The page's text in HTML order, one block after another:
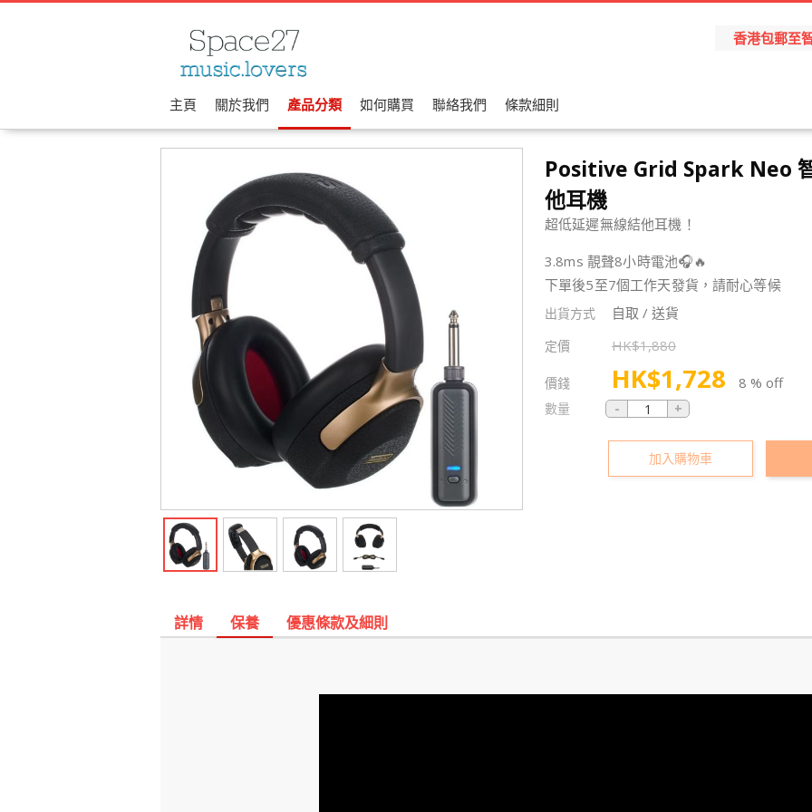
香港包郵至
主頁 關於我們 產品分類 如何購買 聯絡我們 條款細則
Positive Grid Spark Neo
他耳機
超低延遲無線結他耳機！
3.8ms 靚聲8小時電池🎧🔥
下單後5至7個工作天發貨，請耐心等候
出貨方式 自取 / 送貨
定價 HK$1,880
價錢 HK$1,728 8 % off
數量
加入購物車
詳情 保養 優惠條款及細則